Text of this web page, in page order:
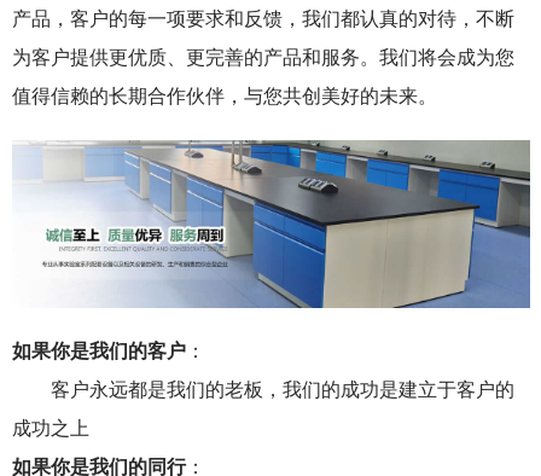
产品，客户的每一项要求和反馈，我们都认真的对待，不断
为客户提供更优质、更完善的产品和服务。我们将会成为您
值得信赖的长期合作伙伴，与您共创美好的未来。
如果你是我们的客户：
客户永远都是我们的老板，我们的成功是建立于客户的
成功之上
如果你是我们的同行：